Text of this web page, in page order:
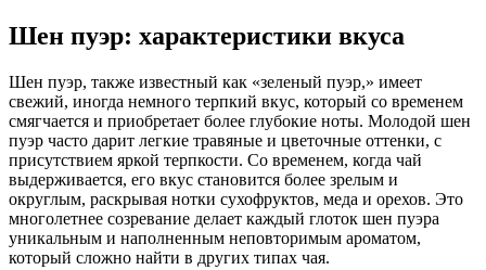
Шен пуэр: характеристики вкуса
Шен пуэр, также известный как «зеленый пуэр,» имеет
свежий, иногда немного терпкий вкус, который со временем
смягчается и приобретает более глубокие ноты. Молодой шен
пуэр часто дарит легкие травяные и цветочные оттенки, с
присутствием яркой терпкости. Со временем, когда чай
выдерживается, его вкус становится более зрелым и
округлым, раскрывая нотки сухофруктов, меда и орехов. Это
многолетнее созревание делает каждый глоток шен пуэра
уникальным и наполненным неповторимым ароматом,
который сложно найти в других типах чая.